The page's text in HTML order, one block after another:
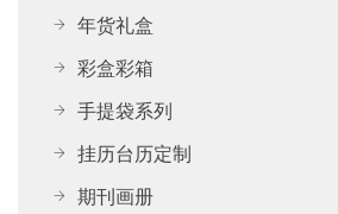
年货礼盒
彩盒彩箱
手提袋系列
挂历台历定制
期刊画册